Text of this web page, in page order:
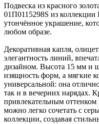
Подвеска из красного
01П0115298S из
утончённое украшение,
любом образе.
Декоративная капля,
элегантность линий,
дизайном. Высота 15 мм и
изящность форм, а мягкие
универсальной: она
так и в вечерних нарядах.
привлекательным
можно легко сочетать с
коллекции, создавая